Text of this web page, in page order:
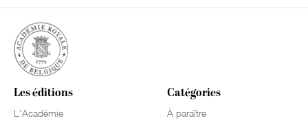
Les éditions
L'Académie
Catégories
À paraître